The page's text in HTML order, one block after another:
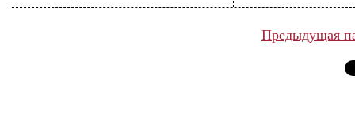
Предыдущая